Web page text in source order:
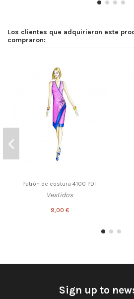
Los clientes que adquirieron este
compraron:
Patrón de costura 4100 PDF
Vestidos
9,00 €
Sign up to